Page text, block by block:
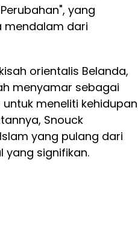
yang
mendalam dari
orientalis Belanda,
menyamar sebagai
meneliti kehidupan
Snouck
yang pulang dari
yang signifikan.